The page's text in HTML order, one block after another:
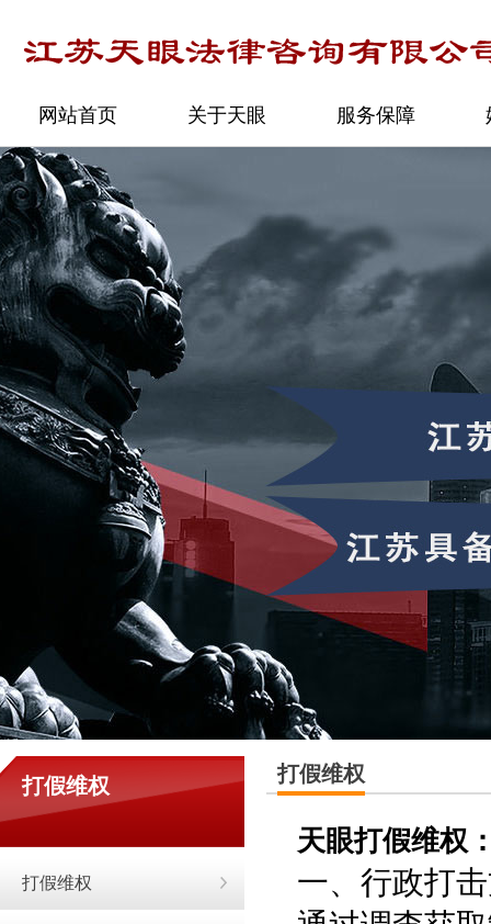
网站首页 关于天眼 服务保障
打假维权
打假维权
打假维权
天眼打假维权
一、行政打